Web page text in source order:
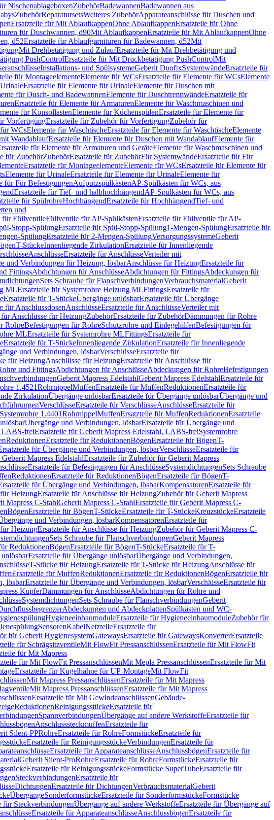
NischenablageboxenZubehörBadewannenBadewannen aus
ZubehörReparatursetsWeiteres ZubehörApparateanschlüsse für Duschen und
Ersatzteile für Mit AblaufkappenOhne AblaufkappenErsatzteile für Ohne
für Duschwannen, d90Mit AblaufkappenErsatzteile für Mit AblaufkappenOhne
d52Ersatzteile für Ablaufgarnituren für Badewannen, d52Mit
Mit Drehbetätigung und ZulaufErsatzteile für Mit Drehbetätigung und
PushControlErsatzteile für Mit Druckbetätigung PushControlMit
Installations- und SpülsystemeGeberit DuofixSystemwändeErsatzteile für
für MontageelementeElemente für WCsErsatzteile für Elemente für WCsElemente
Ersatzteile für Elemente für UrinaleElemente für Duschen mit
für Dusch- und BadewannenElemente für DuschtrennwändeErsatzteile für
Ersatzteile für Elemente für ArmaturenElemente für Waschmaschinen und
für KonsollastenElemente für KüchenspülenErsatzteile für Elemente für
VorfertigungErsatzteile für Zubehör für VorfertigungZubehör für
WCsElemente für WaschtischeErsatzteile für Elemente für WaschtischeElemente
WandablaufErsatzteile für Elemente für Duschen mit WandablaufElemente für
für Elemente für Armaturen und GeräteElemente für Waschmaschinen und
für ZubehörZubehörErsatzteile für ZubehörFür SystemwändeErsatzteile für Für
Ersatzteile für MontageelementeElemente für WCsErsatzteile für Elemente für
Elemente für UrinaleErsatzteile für Elemente für UrinaleElemente für
für Für BefestigungenAufputzspülkästenAP-Spülkästen für WCs, aus
Ersatzteile für Tief- und halbhochhängendAP-Spülkästen für WCs, aus
für SpülrohreHochhängendErsatzteile für HochhängendTief- und
und
für FüllventileFüllventile für AP-SpülkästenErsatzteile für Füllventile für AP-
Stopp-SpülungErsatzteile für Spül-Stopp-Spülung1-Mengen-SpülungErsatzteile für
SpülungErsatzteile für 2-Mengen-SpülungVersorgungssystemeGeberit
T-StückeInnenliegende ZirkulationErsatzteile für Innenliegende
AnschlüsseErsatzteile für AnschlüsseVerteiler mit
und Verbindungen für Heizung, lösbarAnschlüsse für HeizungErsatzteile für
FittingsAbdichtungen für AnschlüsseAbdichtungen für FittingsAbdeckungen für
Sets Schraube für FlanschverbindungenVerbrauchsmaterialGeberit
MLErsatzteile für Systemrohre Heizung MLFittingsErsatzteile für
Ersatzteile für T-StückeÜbergänge unlösbarErsatzteile für Übergänge
für AnschlussdosenAnschlüsseErsatzteile für AnschlüsseVerteiler mit
Anschlüsse für HeizungZubehörErsatzteile für ZubehörDämmungen für Rohre
RohreBefestigungen für RohreSchutzrohre und EinlegehilfenBefestigungen für
MLErsatzteile für Systemrohre MLFittingsErsatzteile für
Ersatzteile für T-StückeInnenliegende ZirkulationErsatzteile für Innenliegende
und Verbindungen, lösbarVerschlüsseErsatzteile für
für HeizungAnschlüsse für HeizungErsatzteile für Anschlüsse für
und FittingsAbdichtungen für AnschlüsseAbdeckungen für RohreBefestigungen
Geberit Mapress EdelstahlGeberit Mapress EdelstahlErsatzteile für
1.4521RohrnippelMuffenErsatzteile für MuffenReduktionenErsatzteile für
ZirkulationÜbergänge unlösbarErsatzteile für Übergänge unlösbarÜbergänge und
VerschlüsseErsatzteile für VerschlüsseAnschlüsseErsatzteile für
1.4401RohrnippelMuffenErsatzteile für MuffenReduktionenErsatzteile
Übergänge und Verbindungen, lösbarErsatzteile für Übergänge und
LABS-freiErsatzteile für Geberit Mapress Edelstahl, LABS-freiSystemrohre
ReduktionenErsatzteile für ReduktionenBögenErsatzteile für BögenT-
für Übergänge und Verbindungen, lösbarVerschlüsseErsatzteile für
Mapress EdelstahlErsatzteile für Zubehör für Geberit Mapress
Ersatzteile für Befestigungen für AnschlüsseSystemdichtungenSets Schraube
ReduktionenErsatzteile für ReduktionenBögenErsatzteile für BögenT-
für Übergänge und Verbindungen, lösbarKompensatorenErsatzteile für
HeizungErsatzteile für Anschlüsse für HeizungZubehör für Geberit Mapress
Mapress C-StahlGeberit Mapress C-StahlErsatzteile für Geberit Mapress C-
BögenErsatzteile für BögenT-StückeErsatzteile für T-StückeKreuzstückeErsatzteile
und Verbindungen, lösbarKompensatorenErsatzteile für
HeizungErsatzteile für Anschlüsse für HeizungZubehör für Geberit Mapress C-
Sets Schraube für FlanschverbindungenGeberit Mapress
ReduktionenBögenErsatzteile für BögenT-StückeErsatzteile für T-
Ersatzteile für Übergänge unlösbarÜbergänge und Verbindungen,
T-Stücke für HeizungErsatzteile für T-Stücke für HeizungAnschlüsse für
Ersatzteile für MuffenReduktionenErsatzteile für ReduktionenBögenErsatzteile für
lösbarErsatzteile für Übergänge und Verbindungen, lösbarVerschlüsseErsatzteile für
KupferDämmungen für AnschlüsseAbdichtungen für Rohre und
SystemdichtungenSets Schraube für FlanschverbindungenGeberit
Abdeckungen und AbdeckplattenSpülkästen und WC-
HygieneeinbaumoduleErsatzteile für HygieneeinbaumoduleZubehör für
SensorenKabelNetzteileErsatzteile für
für Geberit HygienesystemGatewaysErsatzteile für GatewaysKonverterErsatzteile
für SchrägsitzventileMit FlowFit PressanschlüssenErsatzteile für Mit FlowFit
für Mit Mapress
für Mit FlowFit PressanschlüssenMit Mepla PressanschlüssenErsatzteile für Mit
Ersatzteile für Kugelhähne für UP-MontageMit FlowFit
Mit Mapress PressanschlüssenErsatzteile für Mit Mapress
Mit Mapress PressanschlüssenErsatzteile für Mit Mapress
Ersatzteile für Mit GewindeanschlüssenGebäude-
ReduktionenReinigungsstückeErsatzteile für
SpannverbindungenÜbergänge auf andere WerkstoffeErsatzteile für
AnschlusssteckmuffenErsatzteile für
Silent-PPRohreErsatzteile für RohreFormstückeErsatzteile für
Ersatzteile für ReinigungsstückeVerbindungenErsatzteile für
Ersatzteile für ApparateanschlüsseAnschlussbögenErsatzteile für
Geberit Silent-ProRohreErsatzteile für RohreFormstückeErsatzteile für
Ersatzteile für ReinigungsstückeFormstücke SuperTubeErsatzteile für
SteckverbindungenErsatzteile für
DichtungenErsatzteile für DichtungenVerbrauchsmaterialGeberit
ÜbergängeSonderformstückeErsatzteile für SonderformstückeFormstücke
für SteckverbindungenÜbergänge auf andere WerkstoffeErsatzteile für Übergänge auf
Ersatzteile für ApparateanschlüsseAnschlussbögenErsatzteile für